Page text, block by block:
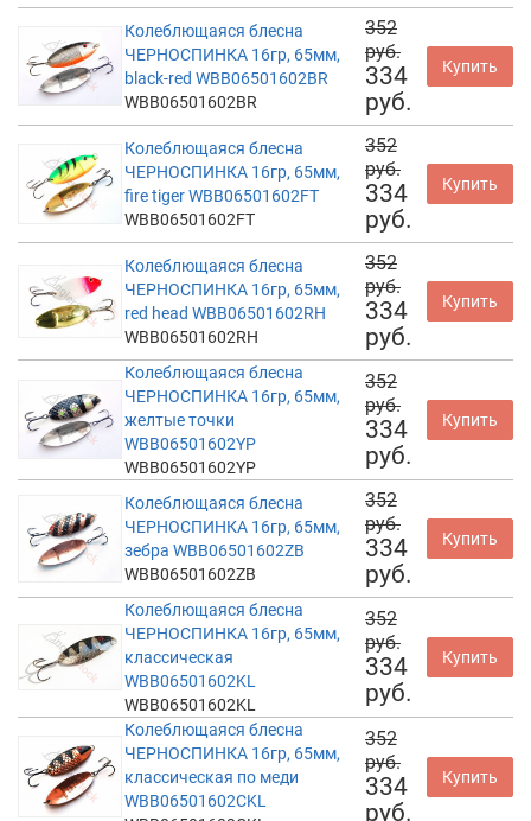
Колеблющаяся блесна
ЧЕРНОСПИНКА 16гр, 65мм,
black-red WBB06501602BR
WBB06501602BR
352
руб.
334
руб.
Купить
Колеблющаяся блесна
ЧЕРНОСПИНКА 16гр, 65мм,
fire tiger WBB06501602FT
WBB06501602FT
352
руб.
334
руб.
Купить
Колеблющаяся блесна
ЧЕРНОСПИНКА 16гр, 65мм,
red head WBB06501602RH
WBB06501602RH
352
руб.
334
руб.
Купить
Колеблющаяся блесна
ЧЕРНОСПИНКА 16гр, 65мм,
желтые точки
WBB06501602YP
WBB06501602YP
352
руб.
334
руб.
Купить
Колеблющаяся блесна
ЧЕРНОСПИНКА 16гр, 65мм,
зебра WBB06501602ZB
WBB06501602ZB
352
руб.
334
руб.
Купить
Колеблющаяся блесна
ЧЕРНОСПИНКА 16гр, 65мм,
классическая
WBB06501602KL
WBB06501602KL
352
руб.
334
руб.
Купить
Колеблющаяся блесна
ЧЕРНОСПИНКА 16гр, 65мм,
классическая по меди
WBB06501602CKL
352
руб.
334
руб.
Купить